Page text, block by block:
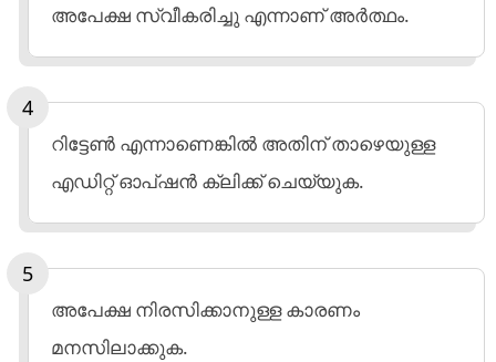
അപേക്ഷ സ്വീകരിച്ചു എന്നാണ് അർത്ഥം.
റിട്ടേൺ എന്നാണെങ്കിൽ അതിന് താഴെയുള്ള
എഡിറ്റ് ഓപ്ഷൻ ക്ലിക്ക് ചെയ്യുക.
അപേക്ഷ നിരസിക്കാനുള്ള കാരണം
മനസിലാക്കുക.